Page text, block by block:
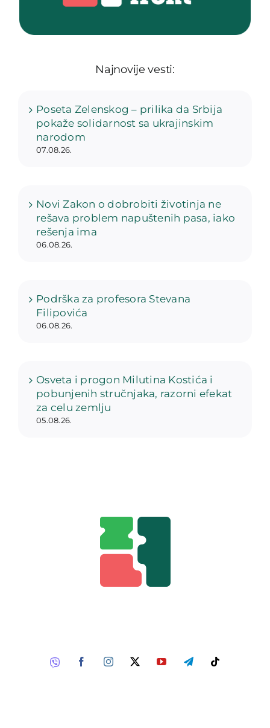
Najnovije vesti:
Poseta Zelenskog – prilika da Srbija
pokaže solidarnost sa ukrajinskim
narodom
07.08.26.
Novi Zakon o dobrobiti životinja ne
rešava problem napuštenih pasa, iako
rešenja ima
06.08.26.
Podrška za profesora Stevana
Filipovića
06.08.26.
Osveta i progon Milutina Kostića i
pobunjenih stručnjaka, razorni efekat
za celu zemlju
05.08.26.